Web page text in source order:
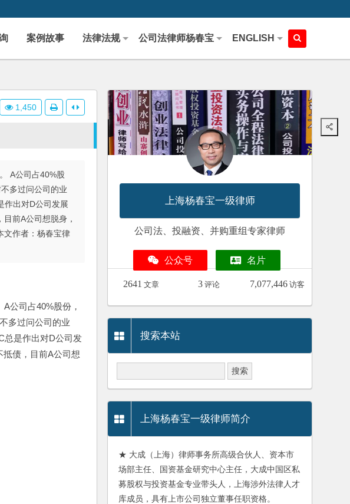
案例故事 法律法规 公司法律师杨春宝 ENGLISH
A公司占40%股
多过问公司的业
作出对D公司发展
前A公司想脱身，
文作者：杨春宝律
公司占40%股份，
多过问公司的业
总是作出对D公司发
债，目前A公司想
1,450
上海杨春宝一级律师
公司法、投融资、并购重组专家律师
公众号 名片
2641 文章 3 评论 7,077,446 访客
搜索本站
上海杨春宝一级律师简介
★ 大成（上海）律师事务所高级合伙人、资本市
场部主任、国资基金研究中心主任，大成中国区私
募股权与投资基金专业带头人，上海涉外法律人才
库成员，具有上市公司独立董事任职资格。